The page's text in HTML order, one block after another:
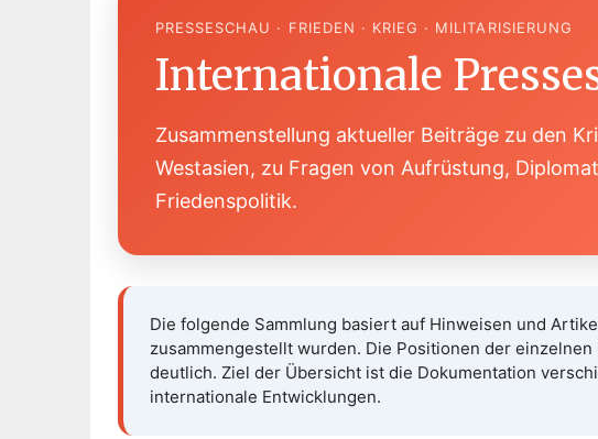
PRESSESCHAU · FRIEDEN · KRIEG · MILITARISIERUNG
Internationale
Zusammenstellung aktueller Beiträge zu den
Westasien, zu Fragen von Aufrüstung,
Friedenspolitik.
Die folgende Sammlung basiert auf Hinweisen und
zusammengestellt wurden. Die Positionen der
deutlich. Ziel der Übersicht ist die Dokumentation
internationale Entwicklungen.